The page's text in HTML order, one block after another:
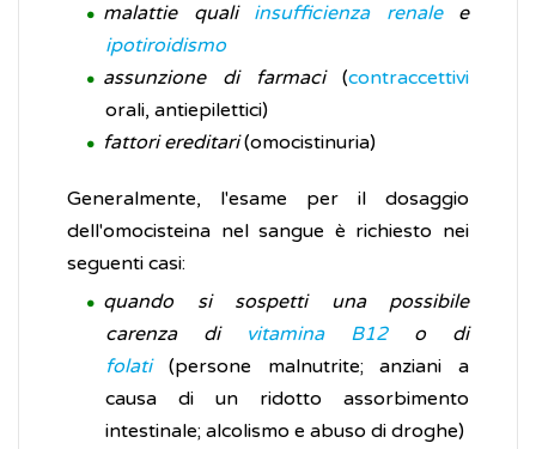
malattie quali insufficienza renalee
ipotiroidismo
assunzione di farmaci(contraccettivi
orali, antiepilettici)
fattori ereditari(omocistinuria)
Generalmente, l'esame per il dosaggio
dell'omocisteina nel sangue è richiesto nei
seguenti casi:
quando si sospetti una possibile
carenza di vitamina B12o di
folati(persone malnutrite; anziani a
causa di un ridotto assorbimento
intestinale; alcolismo e abuso di droghe)